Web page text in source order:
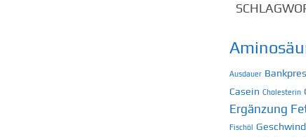
Ausdauer
Casein Cholesterin
Ergänzung
Fischöl